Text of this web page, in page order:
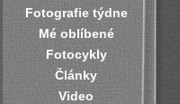
Fotografie týdne
Mé oblíbené
Fotocykly
Články
Video